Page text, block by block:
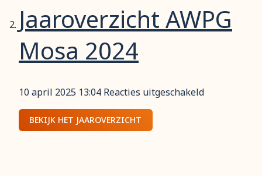
Jaaroverzicht AWPG
Mosa 2024
10 april 2025 13:04 Reacties uitgeschakeldvoor
BEKIJK HET JAAROVERZICHT